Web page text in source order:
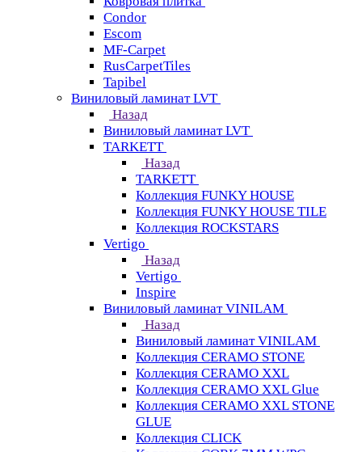
Condor
Escom
MF-Carpet
RusCarpetTiles
Tapibel
Виниловый ламинат LVT
Назад
Виниловый ламинат LVT
TARKETT
Назад
TARKETT
Коллекция FUNKY HOUSE
Коллекция FUNKY HOUSE TILE
Коллекция ROCKSTARS
Vertigo
Назад
Vertigo
Inspire
Виниловый ламинат VINILAM
Назад
Виниловый ламинат VINILAM
Коллекция CERAMO STONE
Коллекция CERAMO XXL
Коллекция CERAMO XXL Glue
Коллекция CERAMO XXL STONE
GLUE
Коллекция CLICK